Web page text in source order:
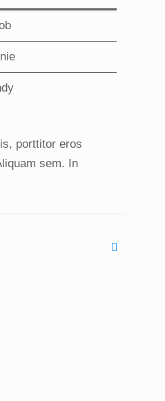
porttitor eros
sem. In